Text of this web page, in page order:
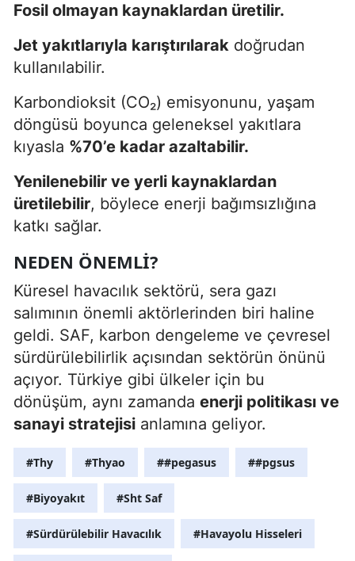
Fosil olmayan kaynaklardan üretilir.
Jet yakıtlarıyla karıştırılarak doğrudan
kullanılabilir.
Karbondioksit (CO₂) emisyonunu, yaşam
döngüsü boyunca geleneksel yakıtlara
kıyasla %70’e kadar azaltabilir.
Yenilenebilir ve yerli kaynaklardan
üretilebilir, böylece enerji bağımsızlığına
katkı sağlar.
NEDEN ÖNEMLI?
Küresel havacılık sektörü, sera gazı
salımının önemli aktörlerinden biri haline
geldi. SAF, karbon dengeleme ve çevresel
sürdürülebilirlik açısından sektörün önünü
açıyor. Türkiye gibi ülkeler için bu
dönüşüm, aynı zamanda enerji politikası ve
sanayi stratejisi anlamına geliyor.
#Thy #Thyao ##pegasus ##pgsus
#Biyoyakıt #Sht Saf
#Sürdürülebilir Havacılık #Havayolu Hisseleri